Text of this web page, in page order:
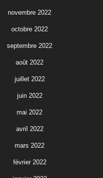
novembre 2022
octobre 2022
septembre 2022
août 2022
juillet 2022
juin 2022
mai 2022
avril 2022
mars 2022
février 2022